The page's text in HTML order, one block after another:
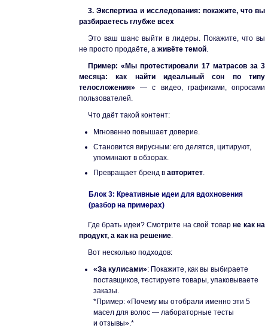
3. Экспертиза и исследования: покажите, что вы
разбираетесь глубже всех
Это ваш шанс выйти в лидеры. Покажите, что вы
не просто продаёте, а живёте темой.
Пример: «Мы протестировали 17 матрасов за 3
месяца: как найти идеальный сон по типу
телосложения» — с видео, графиками, опросами
пользователей.
Что даёт такой контент:
Мгновенно повышает доверие.
Становится вирусным: его делятся, цитируют,
упоминают в обзорах.
Превращает бренд в авторитет.
Блок 3: Креативные идеи для вдохновения
(разбор на примерах)
Где брать идеи? Смотрите на свой товарне как на
продукт, а как на решение.
Вот несколько подходов:
«За кулисами»: Покажите, как вы выбираете
поставщиков, тестируете товары, упаковываете
заказы.
*Пример: «Почему мы отобрали именно эти 5
масел для волос — лабораторные тесты
и отзывы».*